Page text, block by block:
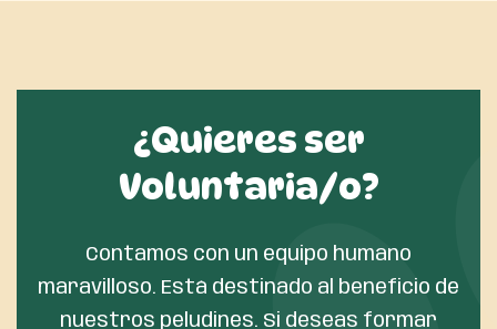
¿Quieres ser
Voluntaria/o?
Contamos con un equipo humano
maravilloso. Está destinado al beneficio de
nuestros peludines. Si deseas formar